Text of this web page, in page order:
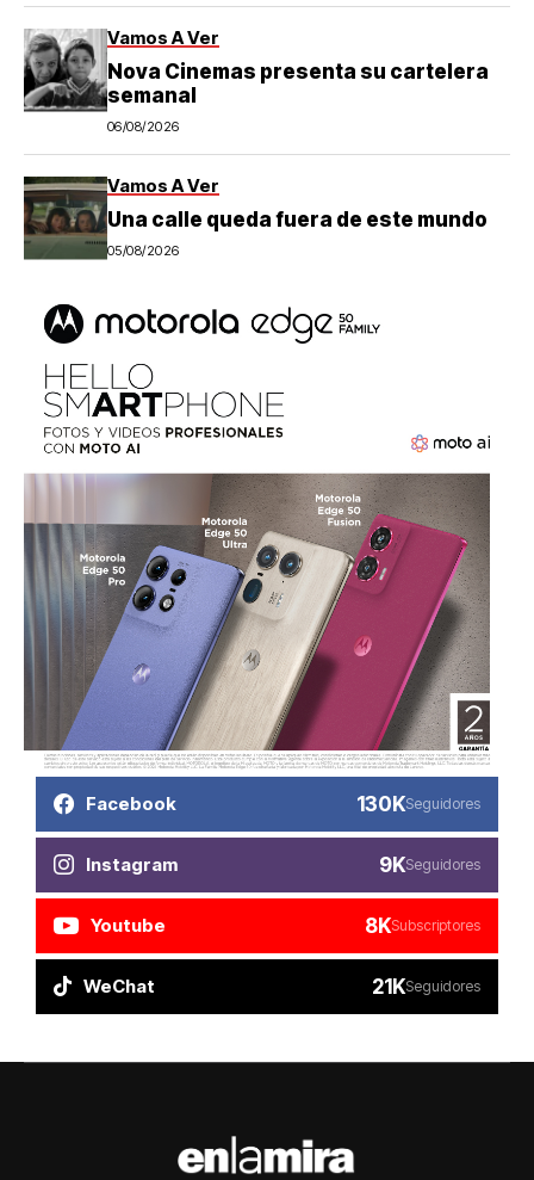
Vamos A Ver
Nova Cinemas presenta su cartelera
semanal
06/08/2026
Vamos A Ver
Una calle queda fuera de este mundo
05/08/2026
Facebook 130KSeguidores
Instagram 9KSeguidores
Youtube 8KSubscriptores
WeChat 21KSeguidores